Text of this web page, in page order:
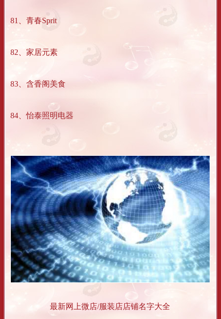
81、青春Sprit
82、家居元素
83、含香阁美食
84、怡泰照明电器
最新网上微店/服装店店铺名字大全